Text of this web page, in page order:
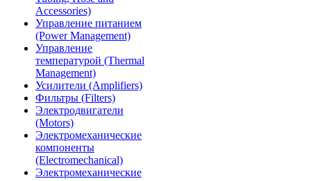
Accessories)
Управление питанием
(Power Management)
Управление
температурой (Thermal
Management)
Усилители (Amplifiers)
Фильтры (Filters)
Электродвигатели
(Motors)
Электромеханические
компоненты
(Electromechanical)
Электромеханические